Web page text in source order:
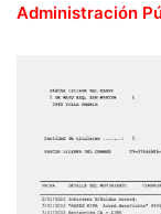
Administración